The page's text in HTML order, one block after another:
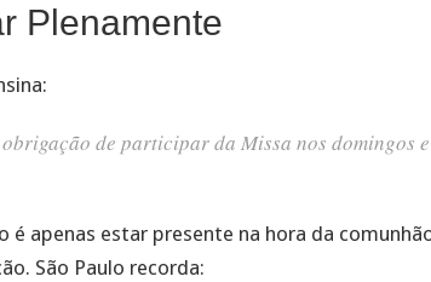
Plenamente
obrigação de participar da Missa nos domingos
é apenas estar presente na hora da
São Paulo recorda: